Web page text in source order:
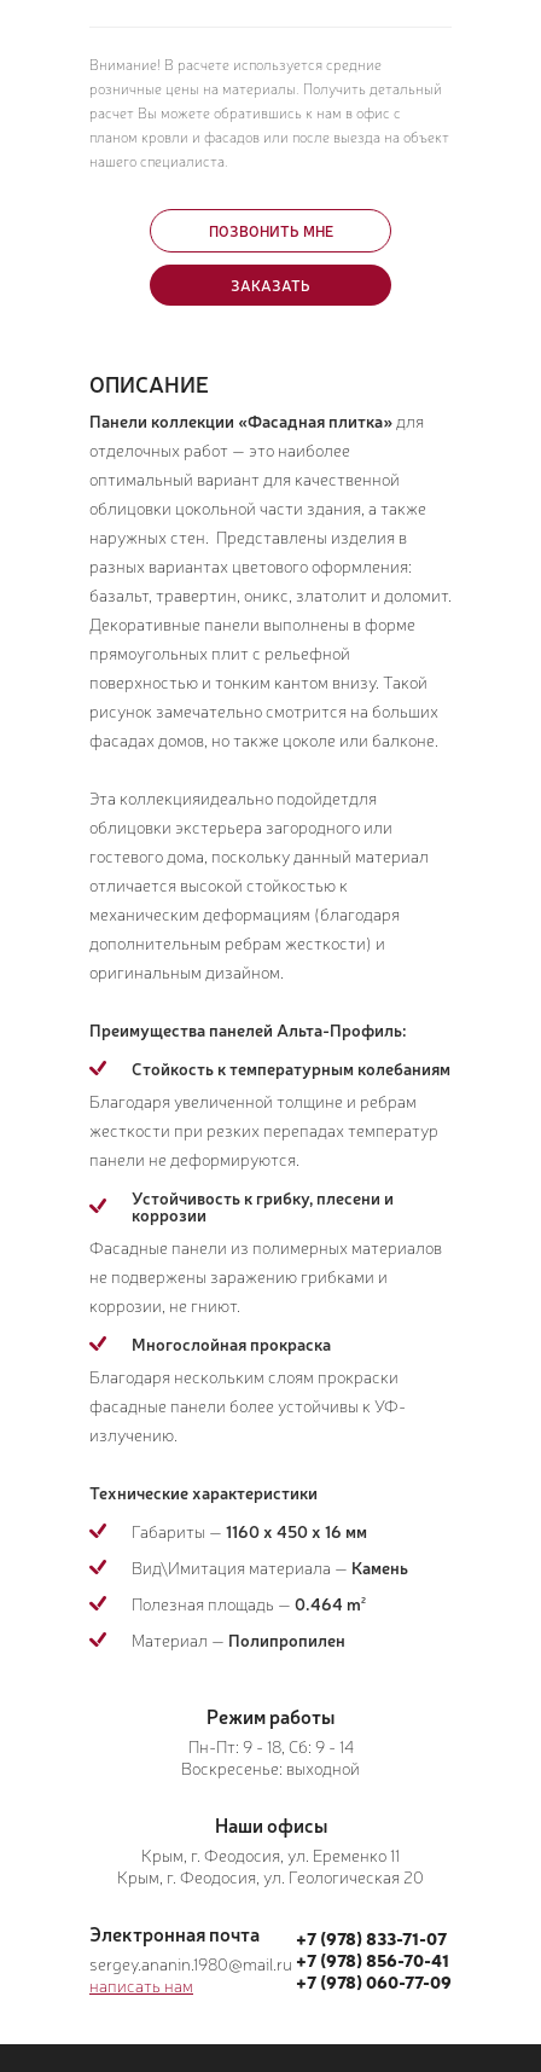
Внимание! В расчете используется средние
розничные цены на материалы. Получить детальный
расчет Вы можете обратившись к нам в офис с
планом кровли и фасадов или после выезда на объект
нашего специалиста.
ПОЗВОНИТЬ МНЕ
ЗАКАЗАТЬ
ОПИСАНИЕ
Панели коллекции «Фасадная плитка» для
отделочных работ — это наиболее
оптимальный вариант для качественной
облицовки цокольной части здания, а также
наружных стен. Представлены изделия в
разных вариантах цветового оформления:
базальт, травертин, оникс, златолит и доломит.
Декоративные панели выполнены в форме
прямоугольных плит с рельефной
поверхностью и тонким кантом внизу. Такой
рисунок замечательно смотрится на больших
фасадах домов, но также цоколе или балконе.
Эта коллекцияидеально подойдетдля
облицовки экстерьера загородного или
гостевого дома, поскольку данный материал
отличается высокой стойкостью к
механическим деформациям (благодаря
дополнительным ребрам жесткости) и
оригинальным дизайном.
Преимущества панелей Альта-Профиль:
Стойкость к температурным колебаниям
Благодаря увеличенной толщине и ребрам
жесткости при резких перепадах температур
панели не деформируются.
Устойчивость к грибку, плесени и
коррозии
Фасадные панели из полимерных материалов
не подвержены заражению грибками и
коррозии, не гниют.
Многослойная прокраска
Благодаря нескольким слоям прокраски
фасадные панели более устойчивы к УФ-
излучению.
Технические характеристики
Габариты — 1160 x 450 x 16 мм
Вид\Имитация материала — Камень
Полезная площадь — 0.464 m2
Материал — Полипропилен
Режим работы
Пн-Пт: 9 - 18, Сб: 9 - 14
Воскресенье: выходной
Наши офисы
Крым, г. Феодосия, ул. Еременко 11
Крым, г. Феодосия, ул. Геологическая 20
Электронная почта
sergey.ananin.1980@mail.ru
написать нам
+7 (978) 833-71-07
+7 (978) 856-70-41
+7 (978) 060-77-09